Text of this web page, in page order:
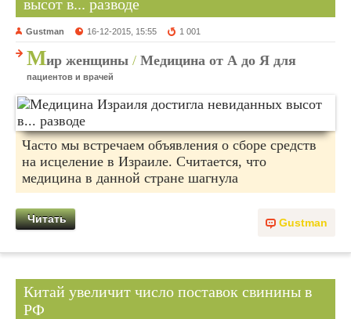
высот в... разводе
Gustman 16-12-2015, 15:55 1 001
Мир женщины / Медицина от А до Я для
пациентов и врачей
Часто мы встречаем объявления о сборе средств
на исцеление в Израиле. Считается, что
медицина в данной стране шагнула
Gustman
Читать
Китай увеличит число поставок свинины в
РФ